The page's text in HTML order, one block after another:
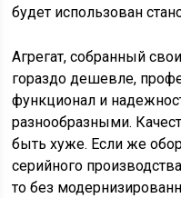
будет использован
Агрегат, собранный
гораздо дешевле,
функционал и
разнообразными.
быть хуже. Если же
серийного
то без